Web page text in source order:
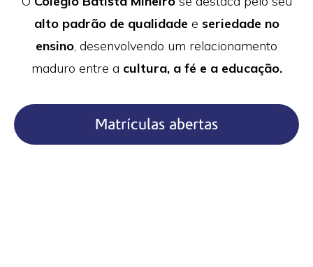
alto padrão de qualidade e seriedade no
ensino , desenvolvendo um relacionamento
maduro entre a cultura, a fé e a educação.
Matrículas abertas